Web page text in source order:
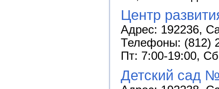
Центр
Адрес: 192236,
Телефоны: (812)
Пт: 7:00-19:00,
Детский сад